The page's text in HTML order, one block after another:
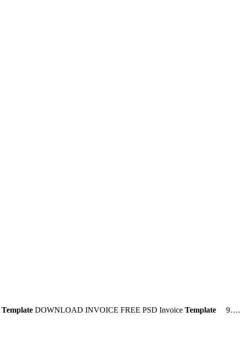
Template DOWNLOAD INVOICE FREE PSD Invoice Template 9….